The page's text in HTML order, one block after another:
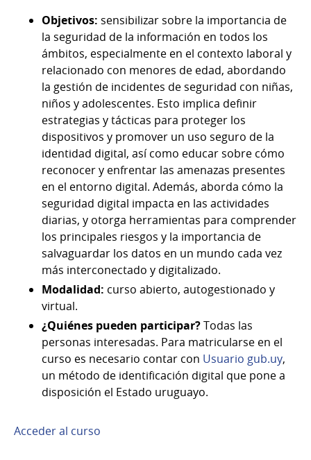
Objetivos: sensibilizar sobre la importancia de
la seguridad de la información en todos los
ámbitos, especialmente en el contexto laboral y
relacionado con menores de edad, abordando
la gestión de incidentes de seguridad con niñas,
niños y adolescentes. Esto implica definir
estrategias y tácticas para proteger los
dispositivos y promover un uso seguro de la
identidad digital, así como educar sobre cómo
reconocer y enfrentar las amenazas presentes
en el entorno digital. Además, aborda cómo la
seguridad digital impacta en las actividades
diarias, y otorga herramientas para comprender
los principales riesgos y la importancia de
salvaguardar los datos en un mundo cada vez
más interconectado y digitalizado.
Modalidad: curso abierto, autogestionado y
virtual.
¿Quiénes pueden participar?Todas las
personas interesadas. Para matricularse en el
curso es necesario contar con Usuario gub.uy,
un método de identificación digital que pone a
disposición el Estado uruguayo.
Acceder al curso